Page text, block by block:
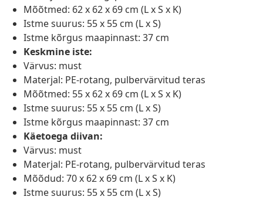
Mõõtmed: 62 x 62 x 69 cm (L x S x K)
Istme suurus: 55 x 55 cm (L x S)
Istme kõrgus maapinnast: 37 cm
Keskmine iste:
Värvus: must
Materjal: PE-rotang, pulbervärvitud teras
Mõõtmed: 55 x 62 x 69 cm (L x S x K)
Istme suurus: 55 x 55 cm (L x S)
Istme kõrgus maapinnast: 37 cm
Käetoega diivan:
Värvus: must
Materjal: PE-rotang, pulbervärvitud teras
Mõõdud: 70 x 62 x 69 cm (L x S x K)
Istme suurus: 55 x 55 cm (L x S)